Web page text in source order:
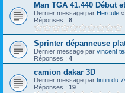
Man TGA 41.440 Début
Dernier message par Hercule «
Réponses : 8
Sprinter dépanneuse
Dernier message par vincent
Réponses : 4
camion dakar 3D
Dernier message par tintin du
Réponses : 19